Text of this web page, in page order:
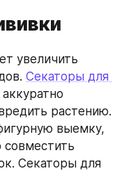
увеличить
Секаторы для
растению.
выемку,
совместить
Секаторы для